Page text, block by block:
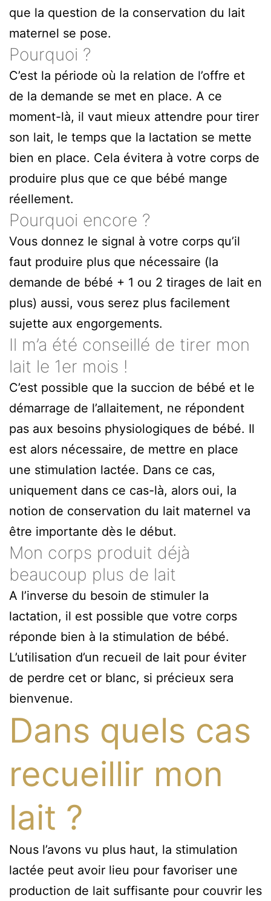
que la question de la conservation du lait
maternel se pose.
Pourquoi ?
C’est la période où la relation de l’offre et
de la demande se met en place. A ce
moment-là, il vaut mieux attendre pour tirer
son lait, le temps que la lactation se mette
bien en place. Cela évitera à votre corps de
produire plus que ce que bébé mange
réellement.
Pourquoi encore ?
Vous donnez le signal à votre corps qu’il
faut produire plus que nécessaire (la
demande de bébé + 1 ou 2 tirages de lait en
plus) aussi, vous serez plus facilement
sujette aux engorgements.
Il m’a été conseillé de tirer mon
lait le 1er mois !
C’est possible que la succion de bébé et le
démarrage de l’allaitement, ne répondent
pas aux besoins physiologiques de bébé. Il
est alors nécessaire, de mettre en place
une stimulation lactée. Dans ce cas,
uniquement dans ce cas-là, alors oui, la
notion de conservation du lait maternel va
être importante dès le début.
Mon corps produit déjà
beaucoup plus de lait
A l’inverse du besoin de stimuler la
lactation, il est possible que votre corps
réponde bien à la stimulation de bébé.
L’utilisation d’un recueil de lait pour éviter
de perdre cet or blanc, si précieux sera
bienvenue.
Dans quels cas
recueillir mon
lait ?
Nous l’avons vu plus haut, la stimulation
lactée peut avoir lieu pour favoriser une
production de lait suffisante pour couvrir les